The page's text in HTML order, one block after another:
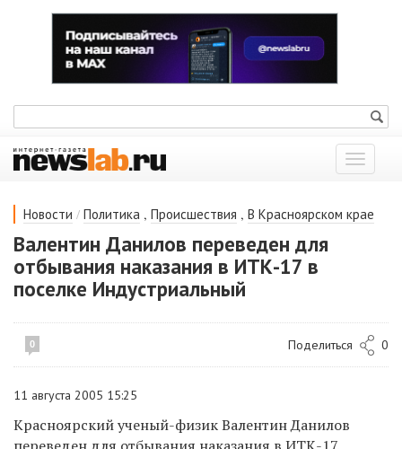
Показать
меню
Новости / Политика , Происшествия , В Красноярском крае
Валентин Данилов переведен для
отбывания наказания в ИТК-17 в
поселке Индустриальный
0 Поделиться 0
11 августа 2005 15:25
Красноярский ученый-физик Валентин Данилов
переведен для отбывания наказания в ИТК-17,